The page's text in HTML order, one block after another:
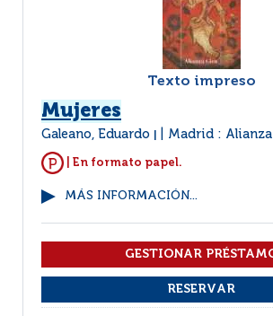
Texto impreso
Mujeres
Galeano, Eduardo Madrid : Alianza
| En formato papel.
MÁS INFORMACIÓN...